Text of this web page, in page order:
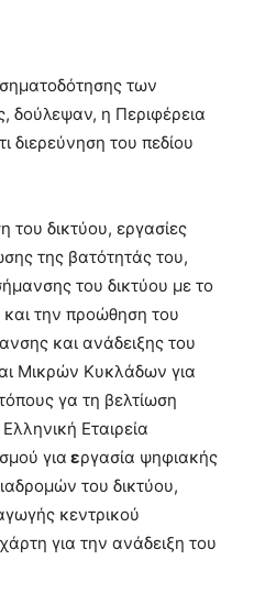
των
δούλεψαν, η Περιφέρεια
διερεύνηση του πεδίου
του δικτύου, εργασίες
της βατότητάς του,
του δικτύου με το
την προώθηση του
και ανάδειξης του
Μικρών Κυκλάδων για
γα τη βελτίωση
Εταιρεία
για εργασία ψηφιακής
του δικτύου,
κεντρικού
για την ανάδειξη του